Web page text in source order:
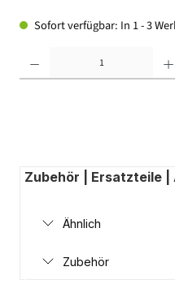
Sofort verfügbar: In 1 - 3
Zubehör | Ersatzteile
Ähnlich
Zubehör